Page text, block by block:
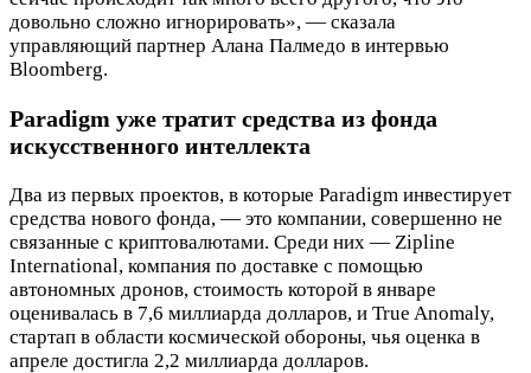
довольно сложно игнорировать», — сказала
управляющий партнер Алана Палмедо в интервью
Bloomberg.
Paradigm уже тратит средства из фонда
искусственного интеллекта
Два из первых проектов, в которые Paradigm инвестирует
средства нового фонда, — это компании, совершенно не
связанные с криптовалютами. Среди них — Zipline
International, компания по доставке с помощью
автономных дронов, стоимость которой в январе
оценивалась в 7,6 миллиарда долларов, и True Anomaly,
стартап в области космической обороны, чья оценка в
апреле достигла 2,2 миллиарда долларов.